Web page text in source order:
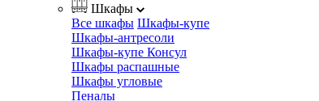
Шкафы
Все шкафы Шкафы-купе
Шкафы-антресоли
Шкафы-купе Консул
Шкафы распашные
Шкафы угловые
Пеналы